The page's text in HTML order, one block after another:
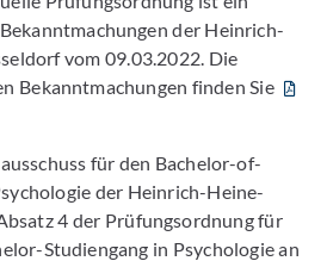
der Heinrich-
vom 09.03.2022. Die
Bekanntmachungen finden Sie
für den Bachelor-of-
der Heinrich-Heine-
4 der Prüfungsordnung für
Studiengang in Psychologie an